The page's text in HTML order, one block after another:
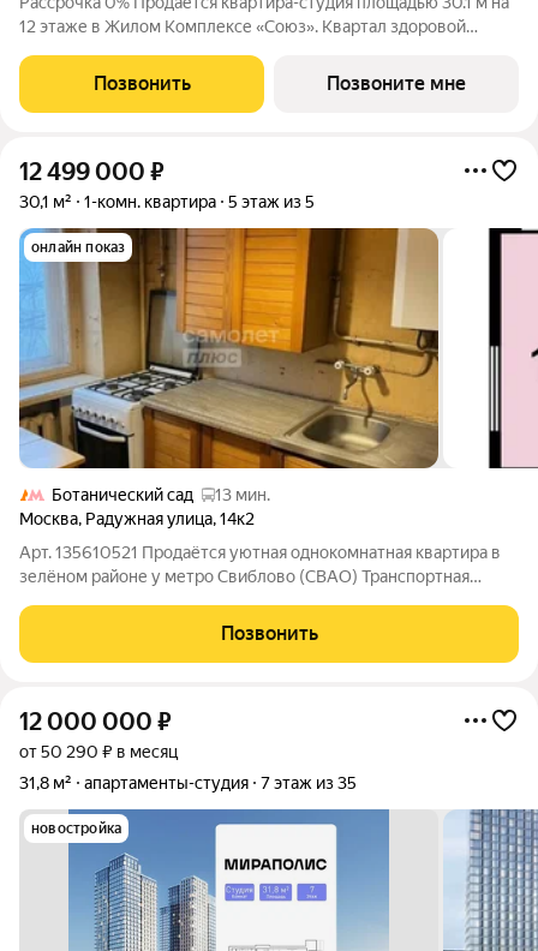
12 этаже в Жилом Комплексе «Союз». Квартал здоровой
олимпийских видов спорта: - Ледовая арена для хоккея и
фигурного катания, - Футбольные поля для
Позвонить Позвоните мне
12 499 000 ₽
30,1 м² 1-комн. квартира 5 этаж из 5
онлайн показ
Ботанический сад
13 мин.
Москва, Радужная улица,14к2
Арт. 135610521 Продаётся уютная однокомнатная квартира в
зелёном районе у метро Свиблово (СВАО) Транспортная
станция «Лосиноостровская» удобный вариант для поездок по
области и в центр
Позвонить
12 000 000 ₽
от 50 290 ₽ в месяц
31,8 м²
апартаменты-студия 7 этаж из 35
новостройка